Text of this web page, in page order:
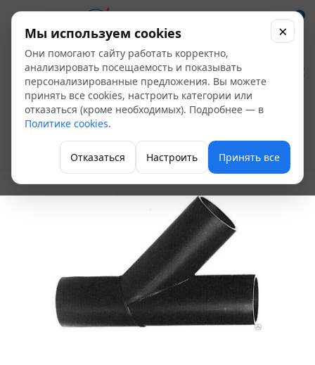
0
Тройник 45 ПЭ
сварной
Д160х110х160 SDR11
Трубы и трубодетали
Мы используем cookies
Они помогают сайту работать корректно,
анализировать посещаемость и показывать
персонализированные предложения. Вы можете
принять все cookies, настроить категории или
отказаться (кроме необходимых). Подробнее — в
Политике cookies.
Отказаться Настроить Принять все
×